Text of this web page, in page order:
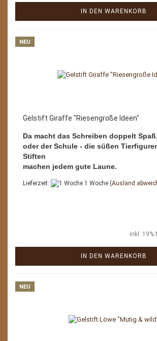
IN DEN WARENKORB
NEU
Gelstift Giraffe "Riesengroße Ideen"
Da macht das Schreiben doppelt
oder der Schule - die süßen
Stiften
machen jedem gute Laune.
Lieferzeit: 1 Woche (Ausland
inkl. 19%
IN DEN WARENKORB
NEU